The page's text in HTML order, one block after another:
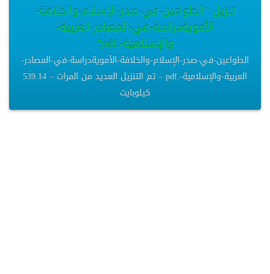
تنزيل “الطواعين-في-صدر-الإسلام-والخلافة-
الأمويةدراسة-في-المصادر-العربية-
والإسلامية-.pdf”
الطواعين-في-صدر-الإسلام-والخلافة-الأمويةدراسة-في-المصادر-
العربية-والإسلامية-.pdf – تم التنزيل العديد من المرات – 539.14
كيلوبايت